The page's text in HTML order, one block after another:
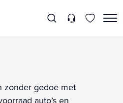
zonder gedoe met
auto’s en